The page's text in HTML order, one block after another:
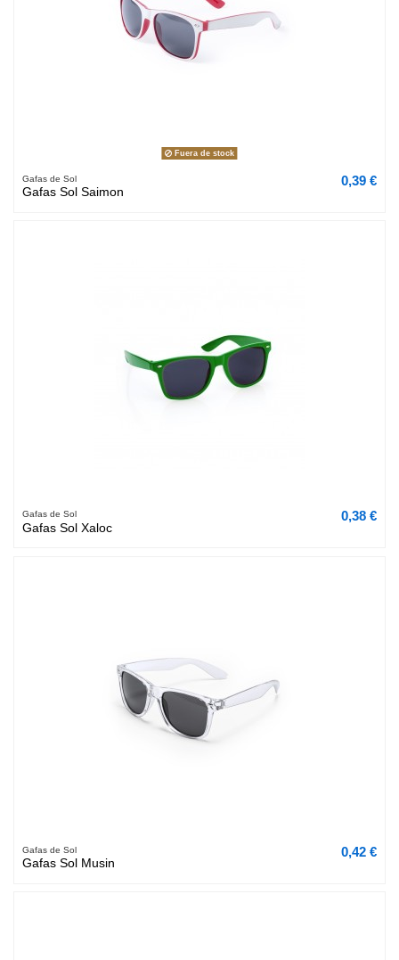
Fuera de stock
Gafas de Sol
Gafas Sol Saimon
0,39 €
Gafas de Sol
Gafas Sol Xaloc
0,38 €
Gafas de Sol
Gafas Sol Musin
0,42 €